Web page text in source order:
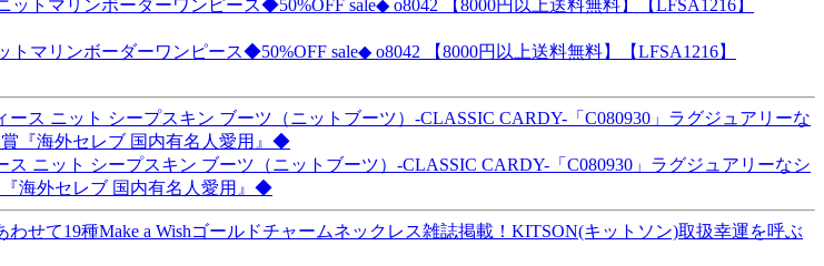
リンボーダーワンピース◆50%OFF sale◆ o8042 【8000円以上送料無料】【LFSA1216】
ット シープスキン ブーツ（ニットブーツ）-CLASSIC CARDY-「C080930」ラグジュアリーなシ
海外セレブ 国内有名人愛用』◆